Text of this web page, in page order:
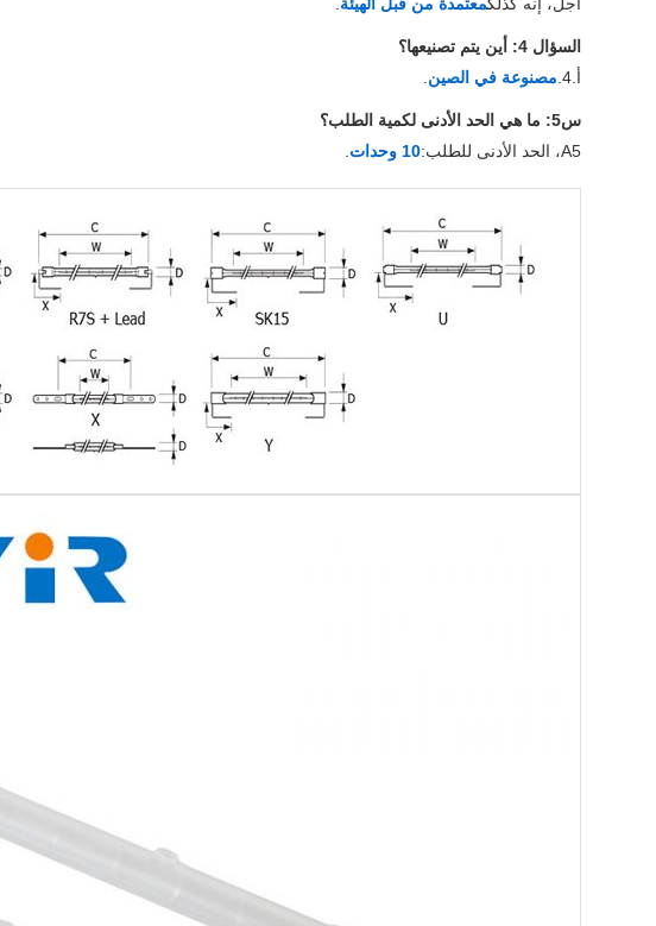
السؤال 4: أين يتم تصنيعها؟
أ.4.
مصنوعة في الصين
س5: ما هي الحد الأدنى لكمية الطلب؟
A5، الحد الأدنى للطلب:
10 وحدات